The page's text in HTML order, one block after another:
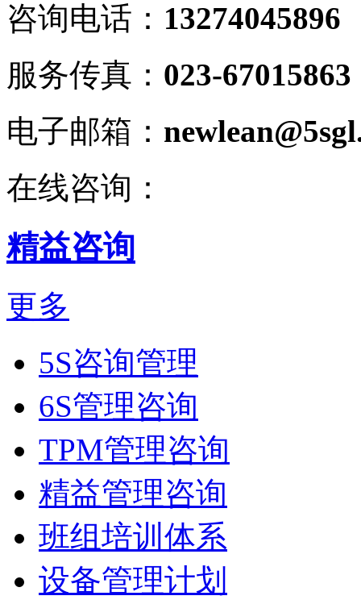
咨询电话： 13274045896
服务传真： 023-67015863
电子邮箱：
在线咨询：
精益咨询
更多
5S咨询管理
6S管理咨询
TPM管理咨询
精益管理咨询
班组培训体系
设备管理计划